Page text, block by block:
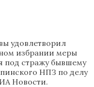
удовлетворил
избрании меры
под стражу бывшему
НПЗ по делу
Новости.